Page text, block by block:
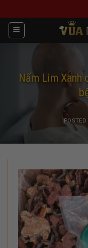
to
content
Nấm Lim Xanh